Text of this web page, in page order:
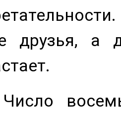
друзья, а